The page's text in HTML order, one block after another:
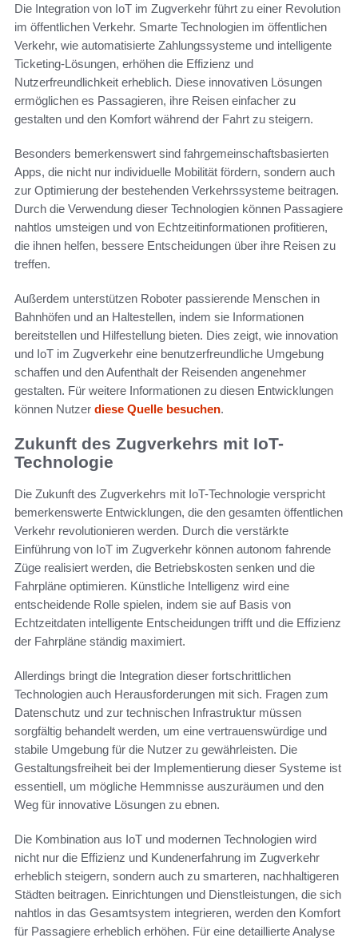
Die Integration von IoT im Zugverkehr führt zu einer Revolution
im öffentlichen Verkehr. Smarte Technologien im öffentlichen
Verkehr, wie automatisierte Zahlungssysteme und intelligente
Ticketing-Lösungen, erhöhen die Effizienz und
Nutzerfreundlichkeit erheblich. Diese innovativen Lösungen
ermöglichen es Passagieren, ihre Reisen einfacher zu
gestalten und den Komfort während der Fahrt zu steigern.
Besonders bemerkenswert sind fahrgemeinschaftsbasierten
Apps, die nicht nur individuelle Mobilität fördern, sondern auch
zur Optimierung der bestehenden Verkehrssysteme beitragen.
Durch die Verwendung dieser Technologien können Passagiere
nahtlos umsteigen und von Echtzeitinformationen profitieren,
die ihnen helfen, bessere Entscheidungen über ihre Reisen zu
treffen.
Außerdem unterstützen Roboter passierende Menschen in
Bahnhöfen und an Haltestellen, indem sie Informationen
bereitstellen und Hilfestellung bieten. Dies zeigt, wie innovation
und IoT im Zugverkehr eine benutzerfreundliche Umgebung
schaffen und den Aufenthalt der Reisenden angenehmer
gestalten. Für weitere Informationen zu diesen Entwicklungen
können Nutzer diese Quelle besuchen.
Zukunft des Zugverkehrs mit IoT-
Technologie
Die Zukunft des Zugverkehrs mit IoT-Technologie verspricht
bemerkenswerte Entwicklungen, die den gesamten öffentlichen
Verkehr revolutionieren werden. Durch die verstärkte
Einführung von IoT im Zugverkehr können autonom fahrende
Züge realisiert werden, die Betriebskosten senken und die
Fahrpläne optimieren. Künstliche Intelligenz wird eine
entscheidende Rolle spielen, indem sie auf Basis von
Echtzeitdaten intelligente Entscheidungen trifft und die Effizienz
der Fahrpläne ständig maximiert.
Allerdings bringt die Integration dieser fortschrittlichen
Technologien auch Herausforderungen mit sich. Fragen zum
Datenschutz und zur technischen Infrastruktur müssen
sorgfältig behandelt werden, um eine vertrauenswürdige und
stabile Umgebung für die Nutzer zu gewährleisten. Die
Gestaltungsfreiheit bei der Implementierung dieser Systeme ist
essentiell, um mögliche Hemmnisse auszuräumen und den
Weg für innovative Lösungen zu ebnen.
Die Kombination aus IoT und modernen Technologien wird
nicht nur die Effizienz und Kundenerfahrung im Zugverkehr
erheblich steigern, sondern auch zu smarteren, nachhaltigeren
Städten beitragen. Einrichtungen und Dienstleistungen, die sich
nahtlos in das Gesamtsystem integrieren, werden den Komfort
für Passagiere erheblich erhöhen. Für eine detaillierte Analyse